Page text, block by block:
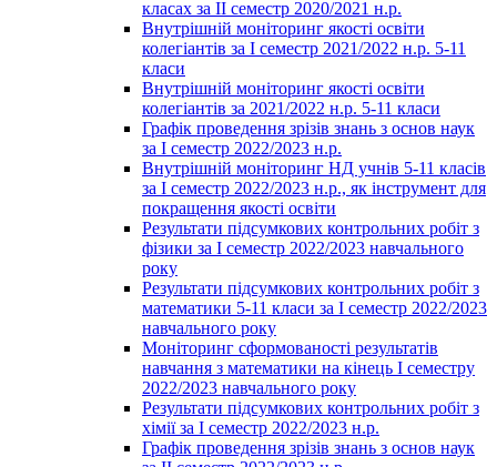
класах за ІІ семестр 2020/2021 н.р.
Внутрішній моніторинг якості освіти
колегіантів за І семестр 2021/2022 н.р. 5-11
класи
Внутрішній моніторинг якості освіти
колегіантів за 2021/2022 н.р. 5-11 класи
Графік проведення зрізів знань з основ наук
за І семестр 2022/2023 н.р.
Внутрішній моніторинг НД учнів 5-11 класів
за І семестр 2022/2023 н.р., як інструмент для
покращення якості освіти
Результати підсумкових контрольних робіт з
фізики за І семестр 2022/2023 навчального
року
Результати підсумкових контрольних робіт з
математики 5-11 класи за І семестр 2022/2023
навчального року
Моніторинг сформованості результатів
навчання з математики на кінець І семестру
2022/2023 навчального року
Результати підсумкових контрольних робіт з
хімії за І семестр 2022/2023 н.р.
Графік проведення зрізів знань з основ наук